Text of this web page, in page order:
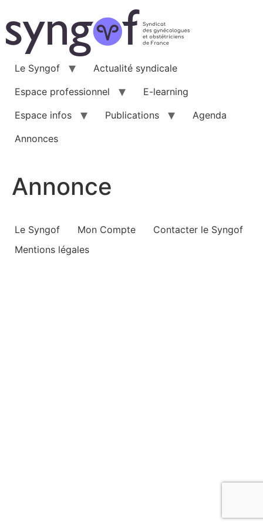
au
contenu
Le Syngof
Actualité syndicale
Espace professionnel
E-learning
Espace infos
Publications
Agenda
Annonces
Annonce
Le Syngof Mon Compte
Contacter le Syngof
Mentions légales